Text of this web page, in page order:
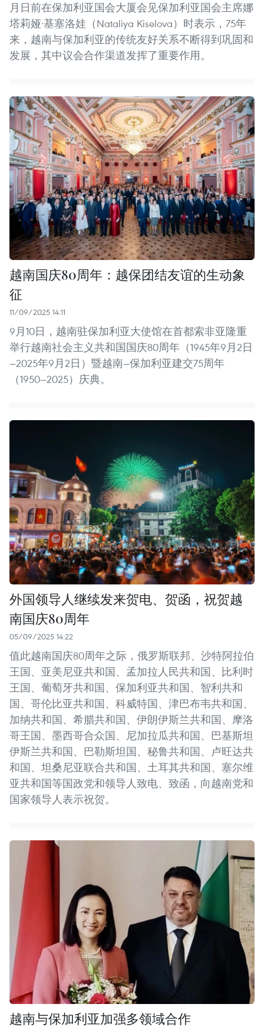
月日前在保加利亚国会大厦会见保加利亚国会主席娜
塔莉娅·基塞洛娃（Nataliya Kiselova）时表示，75年
来，越南与保加利亚的传统友好关系不断得到巩固和
发展，其中议会合作渠道发挥了重要作用。
越南国庆80周年：越保团结友谊的生动象
征
11/09/2025 14:11
9月10日，越南驻保加利亚大使馆在首都索非亚隆重
举行越南社会主义共和国国庆80周年（1945年9月2日
—2025年9月2日）暨越南—保加利亚建交75周年
（1950—2025）庆典。
外国领导人继续发来贺电、贺函，祝贺越
南国庆80周年
05/09/2025 14:22
值此越南国庆80周年之际，俄罗斯联邦、沙特阿拉伯
王国、亚美尼亚共和国、孟加拉人民共和国、比利时
王国、葡萄牙共和国、保加利亚共和国、智利共和
国、哥伦比亚共和国、科威特国、津巴布韦共和国、
加纳共和国、希腊共和国、伊朗伊斯兰共和国、摩洛
哥王国、墨西哥合众国、尼加拉瓜共和国、巴基斯坦
伊斯兰共和国、巴勒斯坦国、秘鲁共和国、卢旺达共
和国、坦桑尼亚联合共和国、土耳其共和国、塞尔维
亚共和国等国政党和领导人致电、致函，向越南党和
国家领导人表示祝贺。
越南与保加利亚加强多领域合作